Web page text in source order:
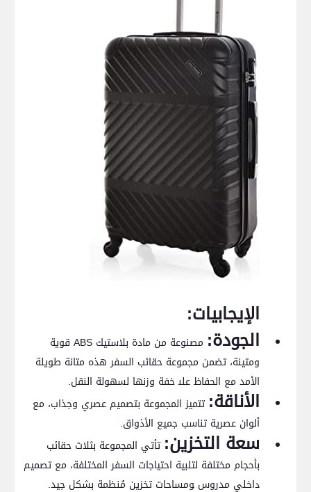
الإيجابيات:
الجودة:
⁤مصنوعة من مادة بلاستيك ABS​ قوية
ومتينة، تضمن مجموعة​ حقائب السفر هذه⁤ متانة ⁣طويلة
الأمد مع الحفاظ على‍ خفة وزنها‍ لسهولة النقل.
الأناقة: تتميز ⁢المجموعة بتصميم عصري وجذاب، مع‌
ألوان ⁣عصرية تناسب جميع الأذواق.
سعة ⁢التخزين: تأتي‌ المجموعة بثلاث حقائب
بأحجام مختلفة لتلبية احتياجات السفر المختلفة، مع ⁢تصميم
​داخلي مدروس ‍ومساحات تخزين⁣ مُنظمة بشكل جيد.